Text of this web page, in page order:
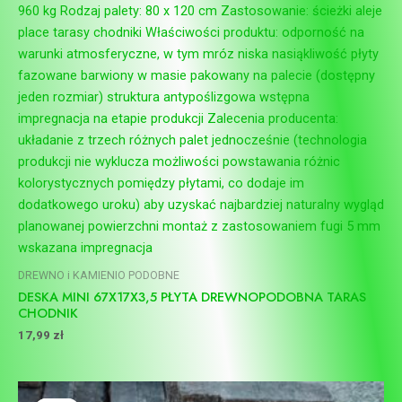
DREWNO i KAMIENIO PODOBNE
DESKA MINI 67X17X3,5 PŁYTA DREWNOPODOBNA TARAS
CHODNIK
17,99 zł
PierwotnaAktualna